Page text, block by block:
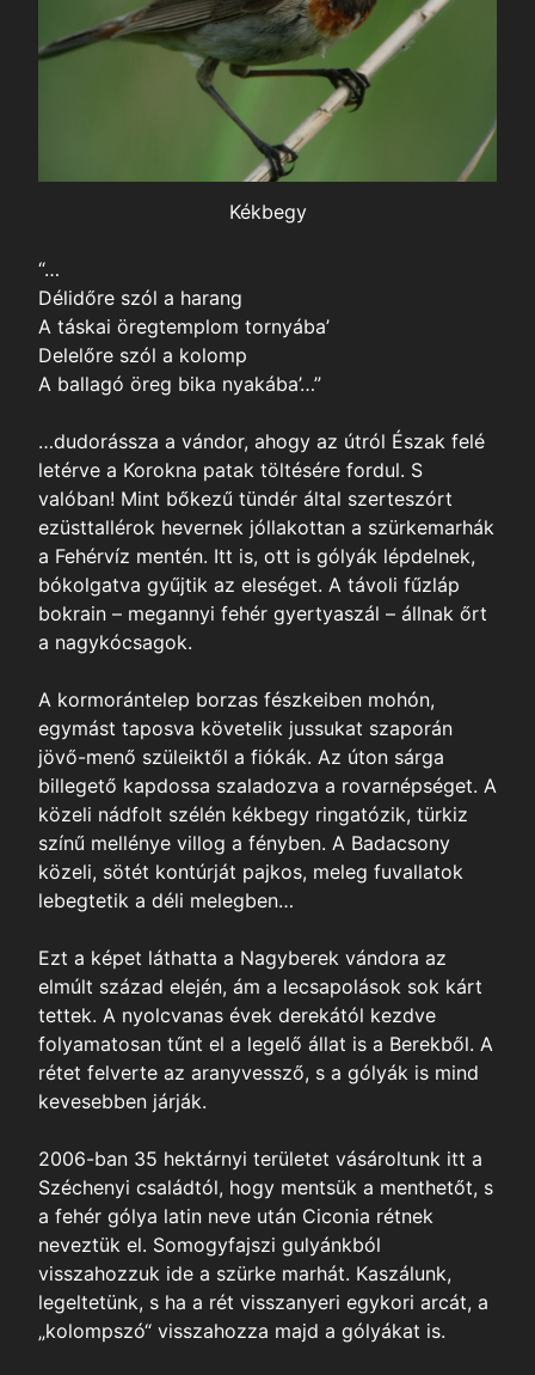
Táj
Kékbegy
“…
Délidőre szól a harang
A táskai öregtemplom tornyába’
Delelőre szól a kolomp
A ballagó öreg bika nyakába’…”
…dudorássza a vándor, ahogy az útról Észak felé
letérve a Korokna patak töltésére fordul. S
valóban! Mint bőkezű tündér által szerteszórt
ezüsttallérok hevernek jóllakottan a szürkemarhák
a Fehérvíz mentén. Itt is, ott is gólyák lépdelnek,
bókolgatva gyűjtik az eleséget. A távoli fűzláp
bokrain – megannyi fehér gyertyaszál – állnak őrt
a nagykócsagok.
A kormorántelep borzas fészkeiben mohón,
egymást taposva követelik jussukat szaporán
jövő-menő szüleiktől a fiókák. Az úton sárga
billegető kapdossa szaladozva a rovarnépséget. A
közeli nádfolt szélén kékbegy ringatózik, türkiz
színű mellénye villog a fényben. A Badacsony
közeli, sötét kontúrját pajkos, meleg fuvallatok
lebegtetik a déli melegben…
Ezt a képet láthatta a Nagyberek vándora az
elmúlt század elején, ám a lecsapolások sok kárt
tettek. A nyolcvanas évek derekától kezdve
folyamatosan tűnt el a legelő állat is a Berekből. A
rétet felverte az aranyvessző, s a gólyák is mind
kevesebben járják.
2006-ban 35 hektárnyi területet vásároltunk itt a
Széchenyi családtól, hogy mentsük a menthetőt, s
a fehér gólya latin neve után Ciconia rétnek
neveztük el. Somogyfajszi gulyánkból
visszahozzuk ide a szürke marhát. Kaszálunk,
legeltetünk, s ha a rét visszanyeri egykori arcát, a
„kolompszó“ visszahozza majd a gólyákat is.